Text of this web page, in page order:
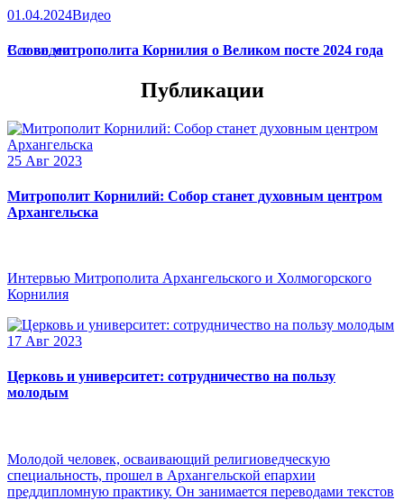
01.04.2024Видео
Слово митрополита Корнилия о Великом посте 2024 года
Все видео
Публикации
25 Авг 2023
Митрополит Корнилий: Собор станет духовным центром
Архангельска
Интервью Митрополита Архангельского и Холмогорского
Корнилия
17 Авг 2023
Церковь и университет: сотрудничество на пользу
молодым
Молодой человек, осваивающий религиоведческую
специальность, прошел в Архангельской епархии
преддипломную практику. Он занимается переводами текстов